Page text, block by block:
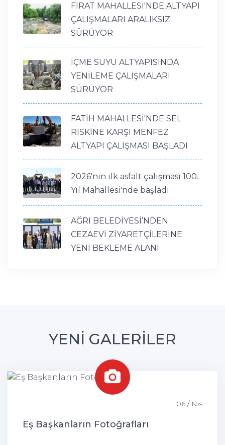
FIRAT MAHALLESİ'NDE ALTYAPI
ÇALIŞMALARI ARALIKSIZ
SÜRÜYOR
İÇME SUYU ALTYAPISINDA
YENİLEME ÇALIŞMALARI
SÜRÜYOR
FATİH MAHALLESİ'NDE SEL
RİSKİNE KARŞI MENFEZ
ALTYAPI ÇALIŞMASI BAŞLADI
2026'nın ilk asfalt çalışması 100.
Yıl Mahallesi'nde başladı.
AĞRI BELEDİYESİ’NDEN
CEZAEVİ ZİYARETÇİLERİNE
YENİ BEKLEME ALANI
YENİ GALERİLER
06 / Nis
Eş Başkanların Fotoğrafları